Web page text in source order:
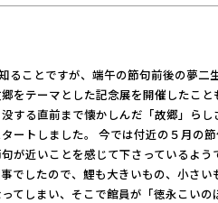
ることですが、端午の節句前後の夢二
をテーマとした記念展を開催したこ
する直前まで懐かしんだ「故郷」ら
ートしました。 今では付近の５月の
が近いことを感じて下さっているよ
でしたので、鯉も大きいもの、小さ
てしまい、そこで館員が「徳永こい